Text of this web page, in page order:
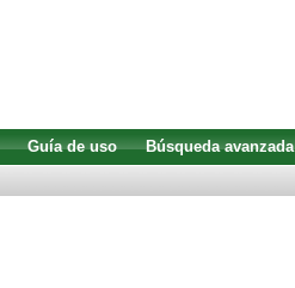
Guía de uso
Búsqueda avanzada